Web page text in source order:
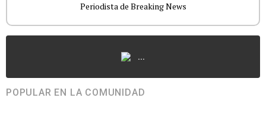
Periodista de Breaking News
...
POPULAR EN LA COMUNIDAD